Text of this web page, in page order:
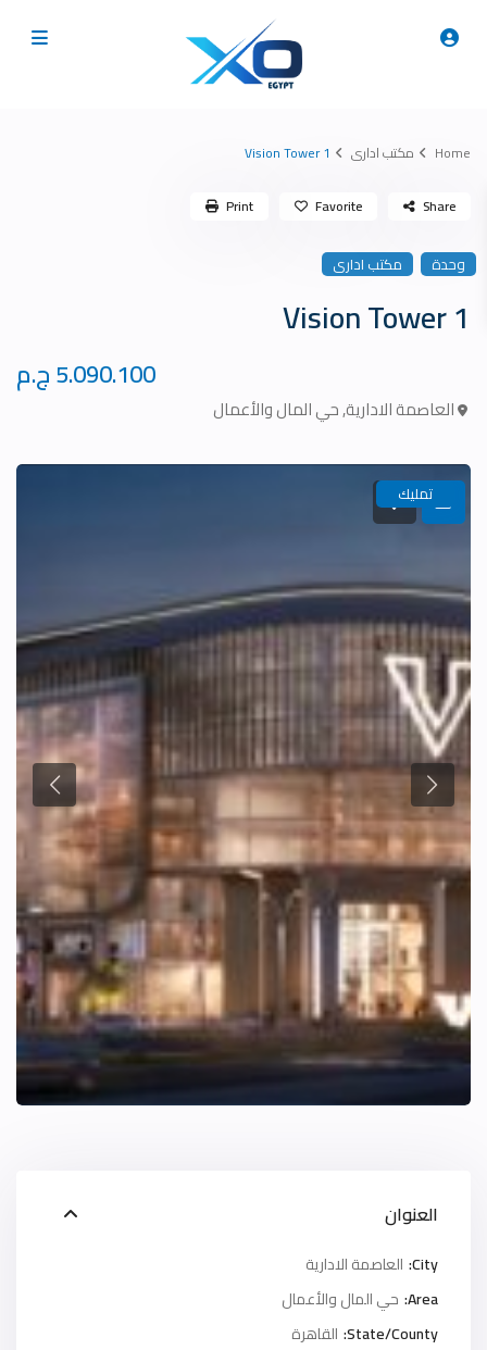
Home مكتب ادارى Vision Tower 1
وحدة مكتب ادارى
Vision Tower 1
5.090.100 ج.م
العاصمة الادارية,حي المال والأعمال
Share
Favorite
Print
تمليك
العنوان
City: العاصمة الادارية
Area: حي المال والأعمال
State/County: القاهرة